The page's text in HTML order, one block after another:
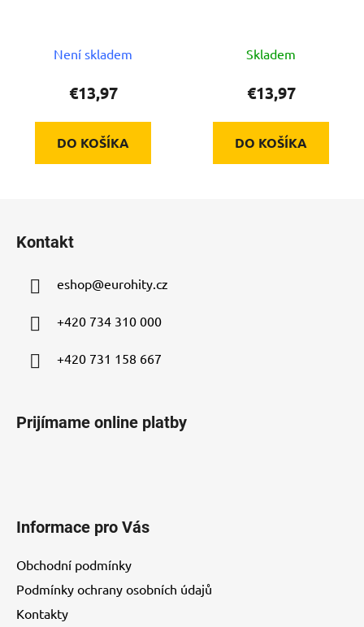
Není skladem
€13,97
DO KOŠÍKA
Skladem
€13,97
DO KOŠÍKA
Kontakt
eshop@eurohity.cz
+420 734 310 000
+420 731 158 667
Prijímame online platby
Informace pro Vás
Obchodní podmínky
Podmínky ochrany osobních údajů
Kontakty